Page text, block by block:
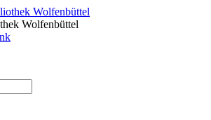
Wolfenbüttel